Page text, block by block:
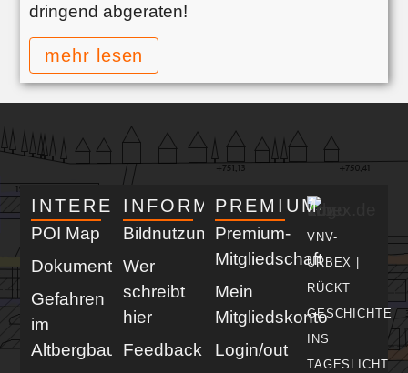
dringend abgeraten!
mehr lesen
VNV-
URBEX |
RÜCKT
GESCHICHTE
INS
TAGESLICHT
INTERESSANT
POI Map
Dokumentationen
Gefahren
im
Altbergbau
INFORMATIV
Bildnutzung
Wer
schreibt
hier
Feedback
PREMIUM
Premium-
Mitgliedschaft
Mein
Mitgliedskonto
Login/out